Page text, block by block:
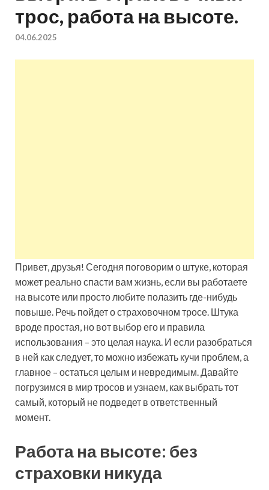
квартир недорого.
Восстановление и
трос, работа на высоте.
04.06.2025
Привет, друзья! Сегодня поговорим о штуке, которая
может реально спасти вам жизнь, если вы работаете
на высоте или просто любите полазить где-нибудь
повыше. Речь пойдет о страховочном тросе. Штука
вроде простая, но вот выбор его и правила
использования – это целая наука. И если разобраться
в ней как следует, то можно избежать кучи проблем, а
главное – остаться целым и невредимым. Давайте
погрузимся в мир тросов и узнаем, как выбрать тот
самый, который не подведет в ответственный
момент.
Работа на высоте: без
страховки никуда